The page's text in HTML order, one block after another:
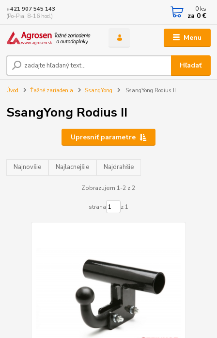
Menu
Hľadať
+421 907 545 143
(Po-Pia, 8-16 hod.)
0 ks
za 0 €
Úvod Ťažné zariadenia SsangYong SsangYong Rodius II
SsangYong Rodius II
Upresniť parametre
Najnovšie Najlacnejšie Najdrahšie
Zobrazujem 1-2 z 2
strana z 1